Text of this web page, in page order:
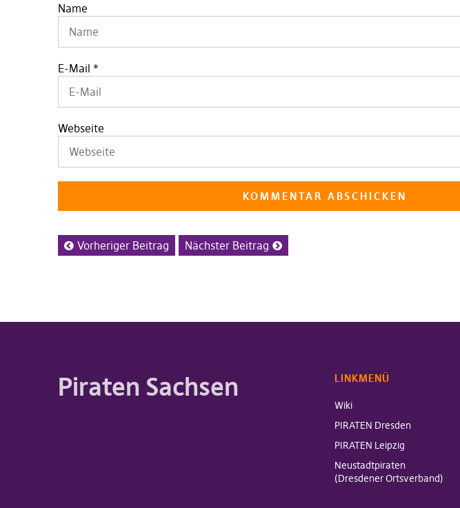
Name
E-Mail *
Webseite
Vorheriger Beitrag Nächster Beitrag
Piraten Sachsen LINKMENÜ
Wiki
PIRATEN Dresden
PIRATEN Leipzig
Neustadtpiraten
(Dresdener Ortsverband)